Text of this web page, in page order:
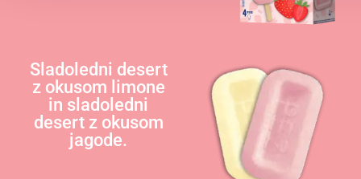
Sladoledni desert
z okusom limone
in sladoledni
desert z okusom
jagode.